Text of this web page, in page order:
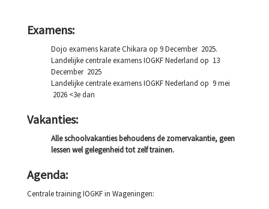
Examens:
Dojo examens karate Chikara op 9 December 2025.
Landelijke centrale examens IOGKF Nederland op 13
December 2025
Landelijke centrale examens IOGKF Nederland op 9 mei
2026 <3e dan
Vakanties:
Alle schoolvakanties behoudens de zomervakantie, geen
lessen wel gelegenheid tot zelf trainen.
Agenda:
Centrale training IOGKF in Wageningen: